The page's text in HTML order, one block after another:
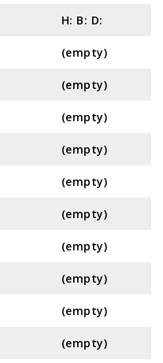
H: B: D:
(empty)
(empty)
(empty)
(empty)
(empty)
(empty)
(empty)
(empty)
(empty)
(empty)